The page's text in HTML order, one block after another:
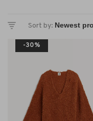
Sort by:
-30%